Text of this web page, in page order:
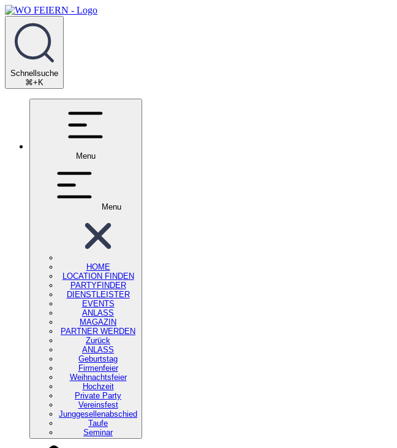
Schnellsuche
⌘+K
Menu
Menu
HOME
LOCATION FINDEN
PARTYFINDER
DIENSTLEISTER
EVENTS
ANLASS
MAGAZIN
PARTNER WERDEN
Zurück
ANLASS
Geburtstag
Firmenfeier
Weihnachtsfeier
Hochzeit
Private Party
Vereinsfest
Junggesellenabschied
Taufe
Seminar